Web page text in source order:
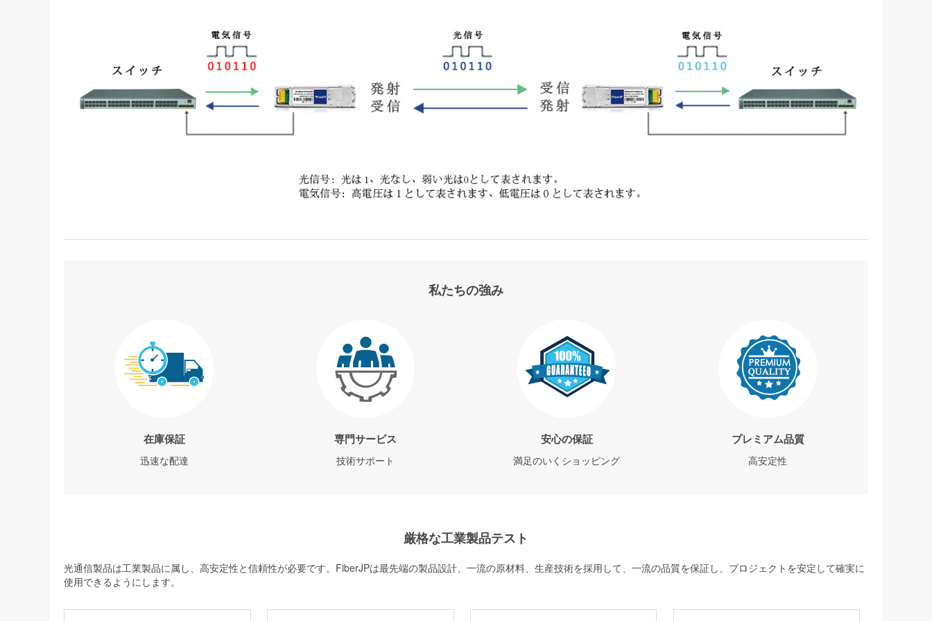
私たちの強み
在庫保証
迅速な配達
専門サービス
技術サポート
安心の保証
満足のいくショッピング
プレミアム品質
高安定性
厳格な工業製品テスト
光通信製品は工業製品に属し、高安定性と信頼性が必要です。FiberJPは最先端の製品設計、一流の原材料、生産技術を採用して、一流の品質を保証し、プロジェクトを安定して確実に
使用できるようにします。